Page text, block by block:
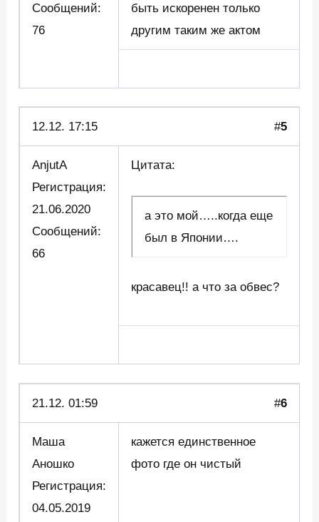
Сообщений:
76
быть искоренен только
другим таким же актом
12.12. 17:15 #5
AnjutA
Регистрация:
21.06.2020
Сообщений:
66
Цитата:
а это мой…..когда еще
был в Японии….
красавец!! а что за обвес?
21.12. 01:59 #6
Маша
Аношко
Регистрация:
04.05.2019
кажется единственное
фото где он чистый